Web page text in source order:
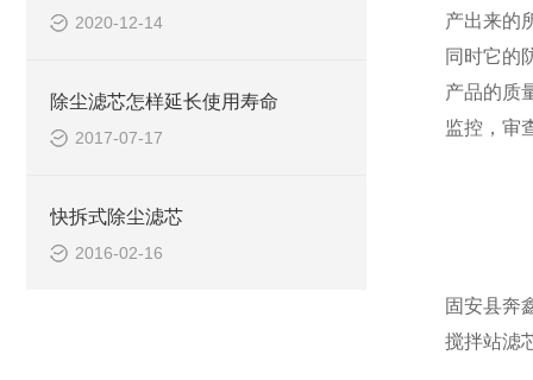
2020-12-14
除尘滤芯怎样延长使用寿命
2017-07-17
快拆式除尘滤芯
2016-02-16
产出来的
同时它的
产品的质
监控，审
固安县奔
搅拌站滤